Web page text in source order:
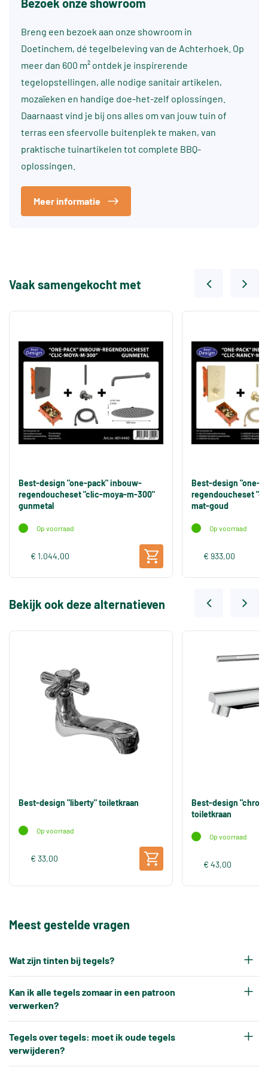
Bezoek onze showroom
Breng een bezoek aan onze showroom in
Doetinchem, dé tegelbeleving van de Achterhoek. Op
meer dan 600 m² ontdek je inspirerende
tegelopstellingen, alle nodige sanitair artikelen,
mozaïeken en handige doe-het-zelf oplossingen.
Daarnaast vind je bij ons alles om van jouw tuin of
terras een sfeervolle buitenplek te maken, van
praktische tuinartikelen tot complete BBQ-
oplossingen.
Meer informatie
Vaak samengekocht met
Best-design "one-pack" inbouw-
regendoucheset "clic-moya-m-300"
gunmetal
Op voorraad
€ 1.044,00
Best-design "one-
regendoucheset
mat-goud
Op voorraad
€ 933,00
Bekijk ook deze alternatieven
Best-design "liberty" toiletkraan
Op voorraad
€ 33,00
Best-design
toiletkraan
Op voorraad
€ 43,00
Meest gestelde vragen
Wat zijn tinten bij tegels?
een eigen tintnummer. Omdat keramische tegels
temperaturen worden gebakken, ontstaat er altijd
een klein kleurverschil tussen verschillende
productiebatches.
Kan ik alle tegels zomaar in een patroon
verwerken?
gewenst patroon worden verwerkt.
Tegels over tegels: moet ik oude tegels
verwijderen?